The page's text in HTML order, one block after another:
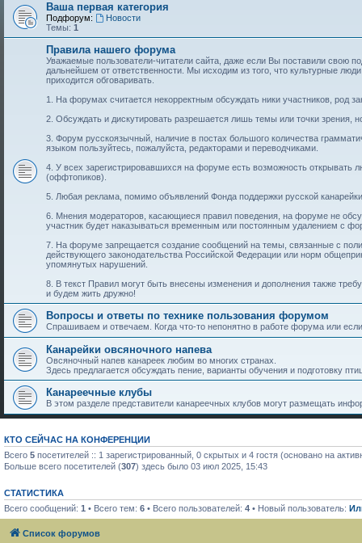
Ваша первая категория
Подфорум:
Новости
Темы: 1
Правила нашего форума
Уважаемые пользователи-читатели сайта, даже если Вы поставили свою
дальнейшем от ответственности. Мы исходим из того, что культурные
приходится обговаривать.
1. На форумах считается некорректным обсуждать ники участников, род
2. Обсуждать и дискутировать разрешается лишь темы или точки зрения,
3. Форум русскоязычный, наличие в постах большого количества
языком пользуйтесь, пожалуйста, редакторами и переводчиками.
4. У всех зарегистрировавшихся на форуме есть возможность
(оффтопиков).
5. Любая реклама, помимо объявлений Фонда поддержки русской
6. Мнения модераторов, касающиеся правил поведения, на форуме не
участник будет наказываться временным или постоянным удалением с
7. На форуме запрещается создание сообщений на темы, связанные с
действующего законодательства Российской Федерации или норм
упомянутых нарушений.
8. В текст Правил могут быть внесены изменения и дополнения также
и будем жить дружно!
Вопросы и ответы по технике пользования форумом
Спрашиваем и отвечаем. Когда что-то непонятно в работе форума или
Канарейки овсяночного напева
Овсяночный напев канареек любим во многих странах.
Здесь предлагается обсуждать пение, варианты обучения и подготовку
Канареечные клубы
В этом разделе представители канареечных клубов могут размещать
КТО СЕЙЧАС НА КОНФЕРЕНЦИИ
Всего 5 посетителей :: 1 зарегистрированный, 0 скрытых и 4 гостя (основано на
Больше всего посетителей (307) здесь было 03 июл 2025, 15:43
СТАТИСТИКА
Всего сообщений: 1 • Всего тем: 6 • Всего пользователей: 4 • Новый пользователь:
Список форумов